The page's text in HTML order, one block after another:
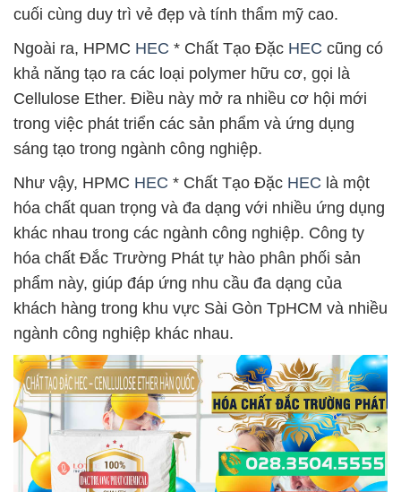
cuối cùng duy trì vẻ đẹp và tính thẩm mỹ cao.
Ngoài ra, HPMC HEC * Chất Tạo Đặc HEC cũng có
khả năng tạo ra các loại polymer hữu cơ, gọi là
Cellulose Ether. Điều này mở ra nhiều cơ hội mới
trong việc phát triển các sản phẩm và ứng dụng
sáng tạo trong ngành công nghiệp.
Như vậy, HPMC HEC * Chất Tạo Đặc HEC là một
hóa chất quan trọng và đa dạng với nhiều ứng dụng
khác nhau trong các ngành công nghiệp. Công ty
hóa chất Đắc Trường Phát tự hào phân phối sản
phẩm này, giúp đáp ứng nhu cầu đa dạng của
khách hàng trong khu vực Sài Gòn TpHCM và nhiều
ngành công nghiệp khác nhau.